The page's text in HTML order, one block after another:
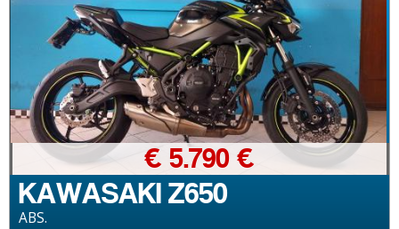
KAWASAKI Z650
ABS.
€ 5.790 €